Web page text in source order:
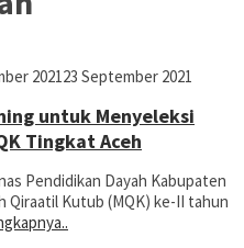
202123 September 2021
untuk Menyeleksi
Tingkat Aceh
Pendidikan Dayah Kabupaten
Qiraatil Kutub (MQK) ke-II tahun